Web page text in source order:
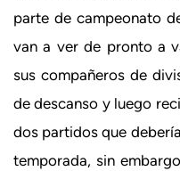
parte de campeonato
van a ver de pronto a
sus compañeros de
de descanso y luego
dos partidos que
temporada, sin